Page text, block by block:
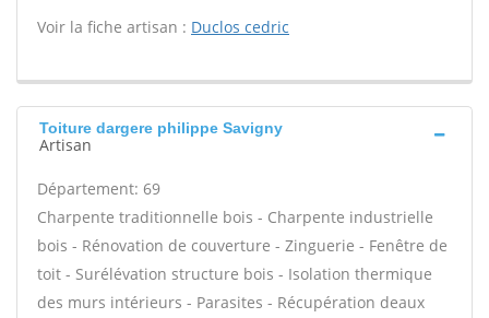
Voir la fiche artisan : Duclos cedric
Toiture dargere philippe Savigny
Artisan
Département: 69
Charpente traditionnelle bois - Charpente industrielle
bois - Rénovation de couverture - Zinguerie - Fenêtre de
toit - Surélévation structure bois - Isolation thermique
des murs intérieurs - Parasites - Récupération deaux